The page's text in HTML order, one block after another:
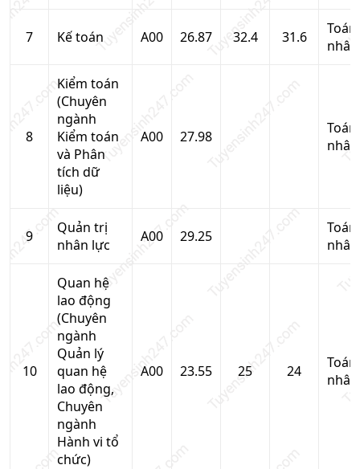
7 Kế toán A00 26.87 32.4 31.6
Toán
8
Kiểm toán
(Chuyên
ngành
Kiểm toán
và Phân
tích dữ
liệu)
A00 27.98
Toán
9
Quản trị
nhân lực
A00 29.25
Toán
10
Quan hệ
lao động
(Chuyên
ngành
Quản lý
quan hệ
lao động,
Chuyên
ngành
Hành vi tổ
chức)
A00 23.55 25 24
Toán